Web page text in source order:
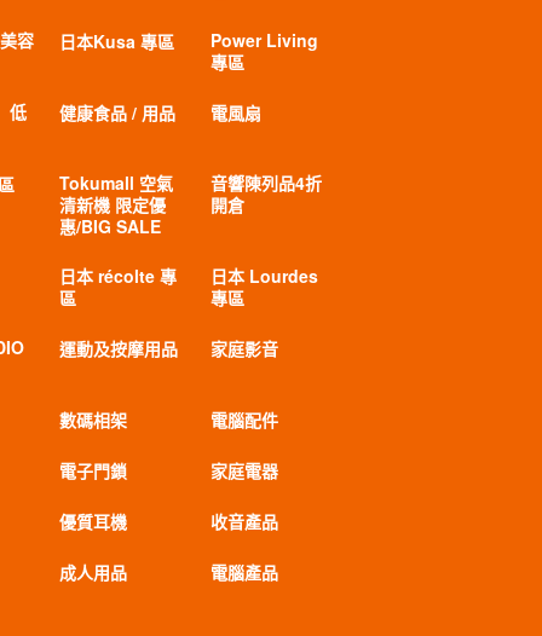
容 日本Kusa 專區
Power Living
專區
低 健康食品 / 用品 電風扇
Tokumall 空氣
清新機 限定優
惠/BIG SALE
音響陳列品4折
開倉
日本 récolte 專
區
日本 Lourdes
專區
運動及按摩用品 家庭影音
數碼相架 電腦配件
電子門鎖 家庭電器
優質耳機 收音產品
成人用品 電腦產品